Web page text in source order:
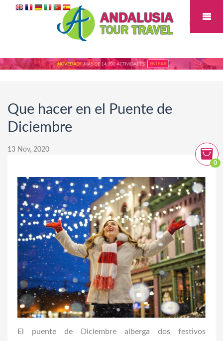
0
Que hacer en el Puente de
Diciembre
13 Nov, 2020
El puente de Diciembre alberga dos festivos